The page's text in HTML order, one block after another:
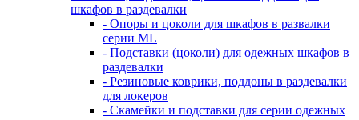
шкафов в раздевалки
- Опоры и цоколи для шкафов в развалки
серии ML
- Подставки (цоколи) для одежных шкафов в
раздевалки
- Резиновые коврики, поддоны в раздевалки
для локеров
- Скамейки и подставки для серии одежных